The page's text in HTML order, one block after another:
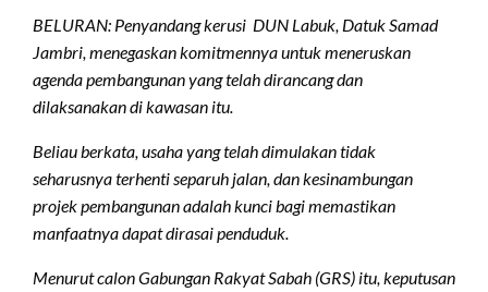
BELURAN: Penyandang kerusi DUN Labuk, Datuk Samad
Jambri, menegaskan komitmennya untuk meneruskan
agenda pembangunan yang telah dirancang dan
dilaksanakan di kawasan itu.
Beliau berkata, usaha yang telah dimulakan tidak
seharusnya terhenti separuh jalan, dan kesinambungan
projek pembangunan adalah kunci bagi memastikan
manfaatnya dapat dirasai penduduk.
Menurut calon Gabungan Rakyat Sabah (GRS) itu, keputusan